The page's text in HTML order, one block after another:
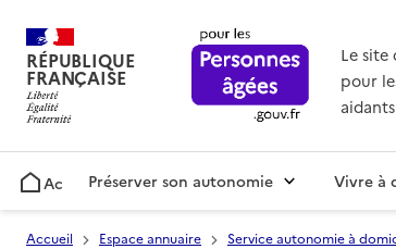
RÉPUBLIQUE
FRANÇAISE
Le
pour
aidants
AccueilPréserver son autonomie Vivre à
Accueil Espace annuaire Service autonomie à